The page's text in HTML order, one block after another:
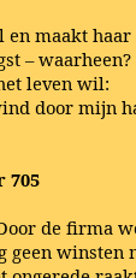
en maakt
–
leven wil:
door mijn
705
de firma
geen winsten